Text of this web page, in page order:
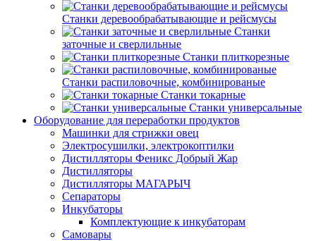
Станки деревообрабатывающие и рейсмусы
Станки
заточные и сверлильные
Станки плиткорезные
Станки распиловочные, комбинированые
Станки токарные
Станки универсальные
Оборудование для переработки продуктов
Машинки для стрижки овец
Электросушилки, электрокоптилки
Дистилляторы Феникс Добрый Жар
Дистилляторы
Дистилляторы МАГАРЫЧ
Сепараторы
Инкубаторы
Комплектующие к инкубаторам
Самовары